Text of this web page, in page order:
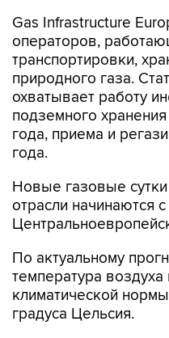
Gas Infrastructure
операторов,
транспортировки,
природного газа.
охватывает работу
подземного
года, приема и
года.
Новые газовые
отрасли начинаются
По актуальному
температура
климатической
градуса Цельсия.